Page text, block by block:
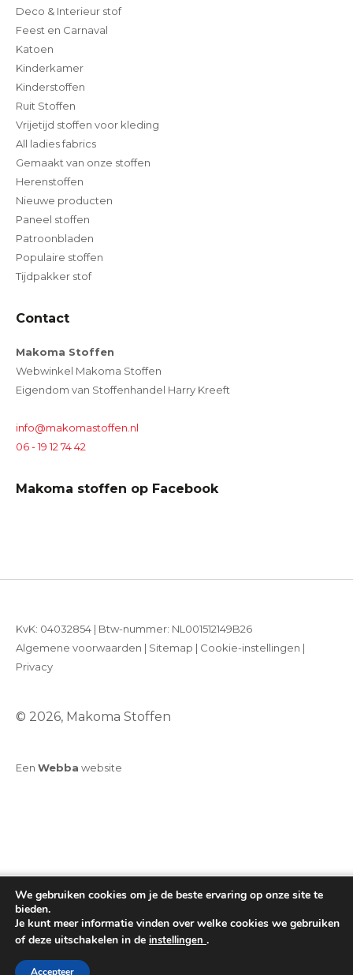
Deco & Interieur stof
Feest en Carnaval
Katoen
Kinderkamer
Kinderstoffen
Ruit Stoffen
Vrijetijd stoffen voor kleding
All ladies fabrics
Gemaakt van onze stoffen
Herenstoffen
Nieuwe producten
Paneel stoffen
Patroonbladen
Populaire stoffen
Tijdpakker stof
Contact
Makoma Stoffen
Webwinkel Makoma Stoffen
Eigendom van Stoffenhandel Harry Kreeft
info@makomastoffen.nl
06 - 19 12 74 42
Makoma stoffen op Facebook
© 2026, Makoma Stoffen
KvK: 04032854 | Btw-nummer: NL001512149B26
Algemene voorwaarden | Sitemap | Cookie-instellingen |
Privacy
Een Webba website
We gebruiken cookies om je de beste ervaring op onze site te
bieden.
Je kunt meer informatie vinden over welke cookies we gebruiken
of deze uitschakelen in de instellingen .
Accepteer